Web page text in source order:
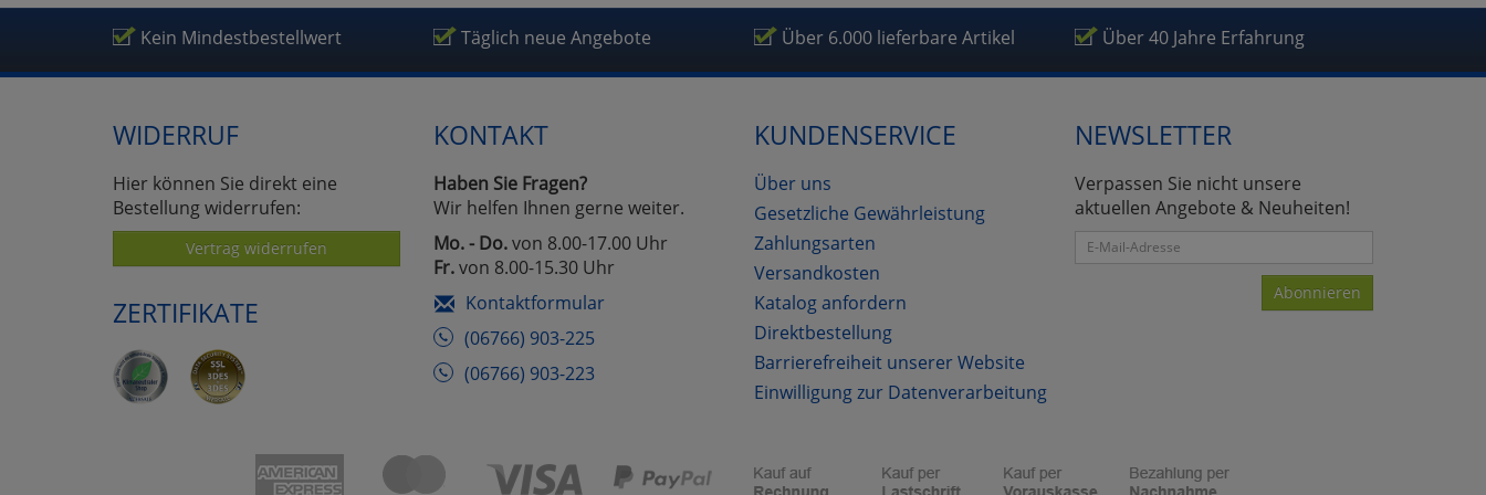
Kein Mindestbestellwert Täglich neue Angebote Über 6.000 lieferbare Artikel Über 40 Jahre Erfahrung
WIDERRUF
Hier können Sie direkt eine
Bestellung widerrufen:
Vertrag widerrufen
ZERTIFIKATE
KONTAKT
Haben Sie Fragen?
Wir helfen Ihnen gerne weiter.
Mo. - Do.von 8.00-17.00 Uhr
Fr.von 8.00-15.30 Uhr
Kontaktformular
(06766) 903-225
(06766) 903-223
KUNDENSERVICE
Über uns
Gesetzliche Gewährleistung
Zahlungsarten
Versandkosten
Katalog anfordern
Direktbestellung
Barrierefreiheit unserer Website
Einwilligung zur Datenverarbeitung
NEWSLETTER
Verpassen Sie nicht unsere
aktuellen Angebote & Neuheiten!
Abonnieren
zurückzu Haupptseite Zustimmung Datenverarbeitung (Seitenende)